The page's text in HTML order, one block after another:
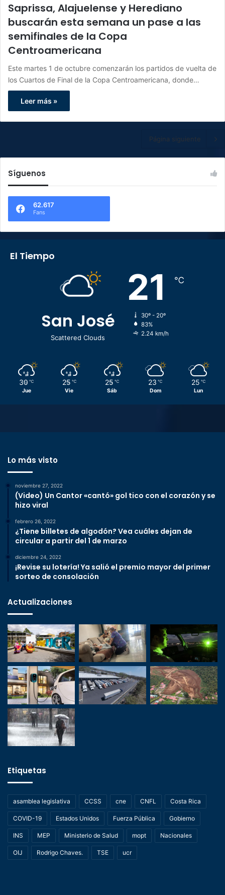
Saprissa, Alajuelense y Herediano
buscarán esta semana un pase a las
semifinales de la Copa
Centroamericana
Este martes 1 de octubre comenzarán los partidos de vuelta de
los Cuartos de Final de la Copa Centroamericana, donde…
Leer más »
Página siguiente
Síguenos
62.617
Fans
El Tiempo
San José
Scattered Clouds
21 ℃
30º - 20º
83%
2.24 km/h
30 ℃
Jue
25 ℃
Vie
25 ℃
Sáb
23 ℃
Dom
25 ℃
Lun
Lo más visto
noviembre 27, 2022
(Video) Un Cantor «cantó» gol tico con el corazón y se
hizo viral
febrero 26, 2022
¿Tiene billetes de algodón? Vea cuáles dejan de
circular a partir del 1 de marzo
diciembre 24, 2022
¡Revise su lotería! Ya salió el premio mayor del primer
sorteo de consolación
Actualizaciones
Etiquetas
asamblea legislativa CCSS cne CNFL Costa Rica
COVID-19 Estados Unidos Fuerza Pública Gobierno
INS MEP Ministerio de Salud mopt Nacionales
OIJ Rodrigo Chaves. TSE ucr